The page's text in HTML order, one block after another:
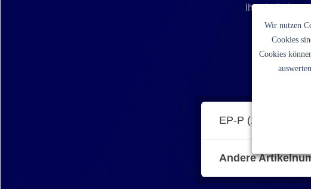
Ihre
EP-P (1529A003
Andere
Wir nutzen
Cookies
Cookies